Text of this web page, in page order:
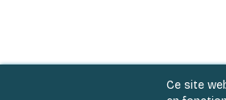
Ce site